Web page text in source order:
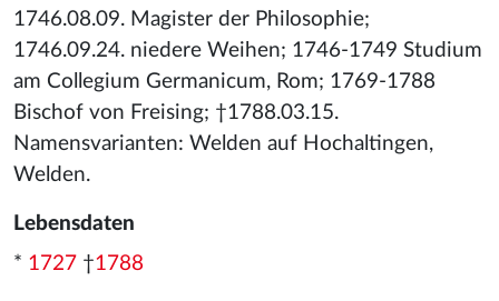
1746.08.09. Magister der Philosophie;
1746.09.24. niedere Weihen; 1746-1749 Studium
am Collegium Germanicum, Rom; 1769-1788
Bischof von Freising; †1788.03.15.
Namensvarianten: Welden auf Hochaltingen,
Welden.
Lebensdaten
* 1727 †1788